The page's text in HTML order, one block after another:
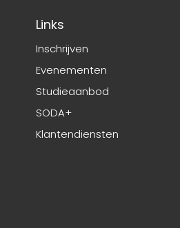
Links
Inschrijven
Evenementen
Studieaanbod
SODA+
Klantendiensten